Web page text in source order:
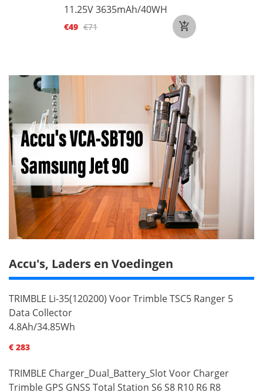
11.25V3635mAh/40WH
€49 €71
Accu's, Laders en Voedingen
TRIMBLE Li-35(120200) Voor Trimble TSC5 Ranger 5
Data Collector
4.8Ah/34.85Wh
€ 283
TRIMBLE Charger_Dual_Battery_Slot Voor Charger
Trimble GPS GNSS Total Station S6 S8 R10 R6 R8